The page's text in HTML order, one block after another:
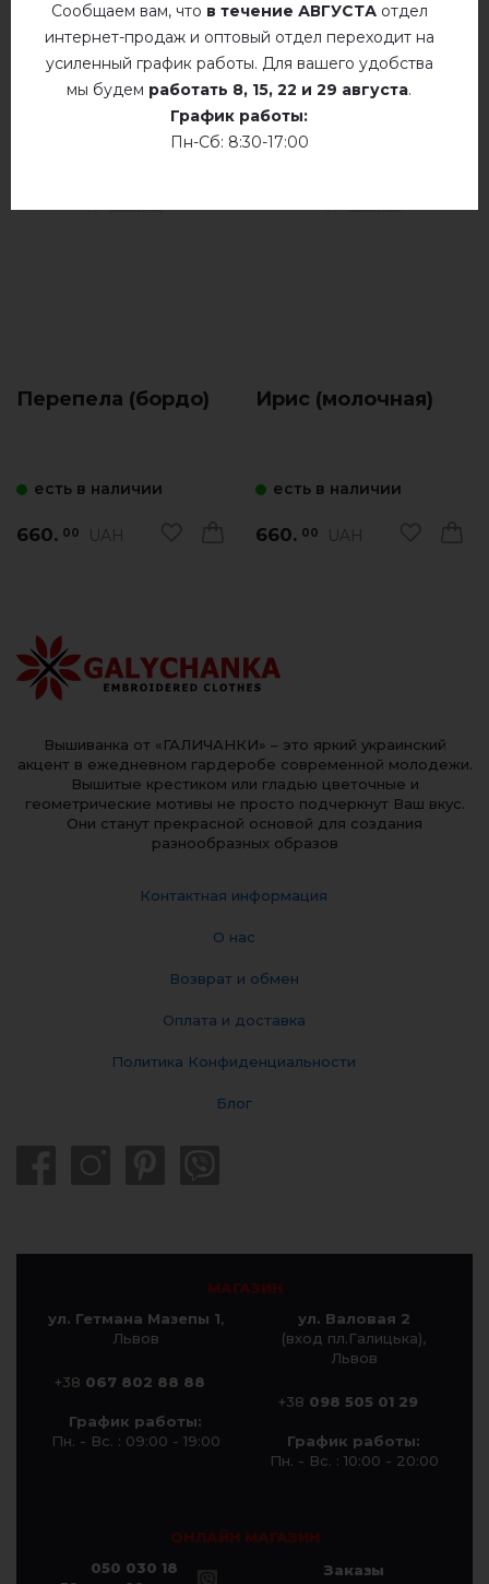
Перепела (бордо)
есть в наличии
660. 00 UAH
Ирис (молочная)
есть в наличии
660. 00 UAH
Вышиванка от «ГАЛИЧАНКИ» – это яркий украинский
акцент в ежедневном гардеробе современной молодежи.
Вышитые крестиком или гладью цветочные и
геометрические мотивы не просто подчеркнут Ваш вкус.
Они станут прекрасной основой для создания
разнообразных образов
Контактная информация
О нас
Возврат и обмен
Оплата и доставка
Политика Конфиденциальности
Блог
МАГАЗИН
ул. Гетмана Мазепы 1,
Львов
+38 067 802 88 88
График работы:
Пн. - Вс. : 09:00 - 19:00
ул. Валовая 2
(вход пл.Галицька),
Львов
+38 098 505 01 29
График работы:
Пн. - Вс. : 10:00 - 20:00
ОНЛАЙН МАГАЗИН
050 030 18
Заказы
Сообщаем вам, что в течение АВГУСТАотдел
интернет-продаж и оптовый отдел переходит на
усиленный график работы. Для вашего удобства
мы будем работать 8, 15, 22 и 29 августа.
График работы:
Пн-Сб: 8:30-17:00